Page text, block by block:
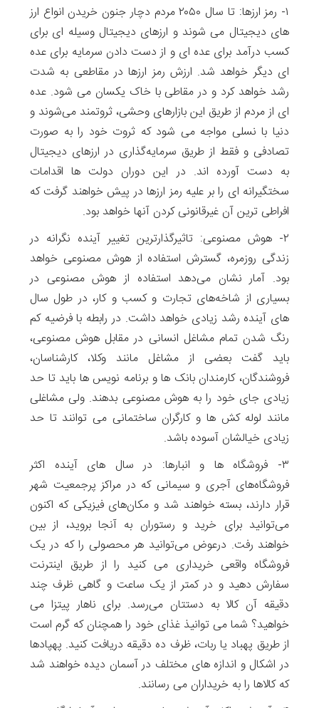
۱- رمز ارزها: تا سال ۲۰۵۰ مردم دچار جنون خریدن انواع ارز
های دیجیتال می شوند و ارزهای دیجیتال وسیله ای برای
کسب درآمد برای عده ای و از دست دادن سرمایه برای عده
ای دیگر خواهد شد. ارزش رمز ارزها در مقاطعی به شدت
رشد خواهد کرد و در مقاطی با خاک یکسان می شود. عده
ای از مردم از طریق این بازارهای وحشی، ثروتمند می‌شوند و
دنیا با نسلی مواجه می شود که ثروت خود را به صورت
تصادفی و فقط از طریق سرمایه‌گذاری در ارزهای دیجیتال
به دست آورده اند. در این دوران دولت ها اقدامات
سختگیرانه ای را بر علیه رمز ارزها در پیش خواهند گرفت که
افراطی ترین آن غیرقانونی کردن آنها خواهد بود.
۲- هوش مصنوعی: تاثیرگذارترین تغییر آینده نگرانه در
زندگی روزمره، گسترش استفاده از هوش مصنوعی خواهد
بود. آمار نشان می‌دهد استفاده از هوش مصنوعی در
بسیاری از شاخه‌های تجارت و کسب ‌و کار، در طول سال
های آینده رشد زیادی خواهد داشت. در رابطه با فرضیه کم
رنگ شدن تمام مشاغل انسانی در مقابل هوش مصنوعی،
باید گفت بعضی از مشاغل مانند وکلا، کارشناسان،
فروشندگان، کارمندان بانک ها و برنامه نویس ها باید تا حد
زیادی جای خود را به هوش مصنوعی بدهند. ولی مشاغلی
مانند لوله کش ها و کارگران ساختمانی می توانند تا حد
زیادی خیالشان آسوده باشد.
۳- فروشگاه ها و انبارها: در سال های آینده اکثر
فروشگاه‌های آجری و سیمانی که در مراکز پرجمعیت شهر
قرار دارند، بسته خواهند شد و مکان‌های فیزیکی که اکنون
می‌توانید برای خرید و رستوران به آنجا بروید، از بین
خواهند رفت. درعوض می‌توانید هر محصولی را که در یک
فروشگاه واقعی خریداری می کنید را از طریق اینترنت
سفارش دهید و در کمتر از یک ساعت و گاهی ظرف چند
دقیقه آن کالا به دستتان می‌رسد. برای ناهار پیتزا می
خواهید؟ شما می توانیذ غذای خود را همچنان که گرم است
از طریق پهباد یا ربات، ظرف ده دقیقه دریافت کنید. پهپادها
در اشکال و اندازه های مختلف در آسمان دیده خواهند شد
که کالاها را به خریداران می رسانند.